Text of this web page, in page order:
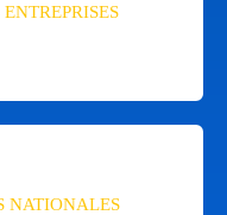
NATIONALES